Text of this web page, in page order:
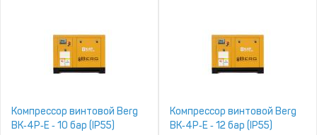
Компрессор винтовой Berg
ВК‑4Р‑Е ‑ 10 бар (IP55)
Компрессор винтовой Berg
ВК‑4Р‑Е ‑ 12 бар (IP55)